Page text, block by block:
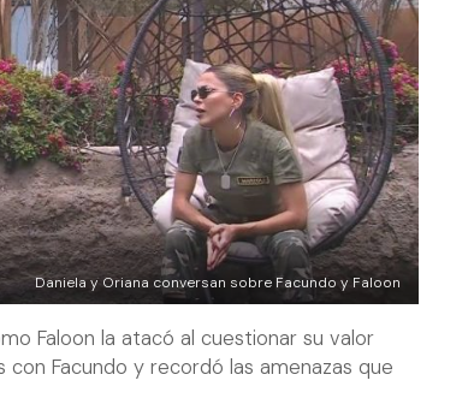
Daniela y Oriana conversan sobre Facundo y Faloon
Faloon la atacó al cuestionar su valor
Facundo y recordó las amenazas que